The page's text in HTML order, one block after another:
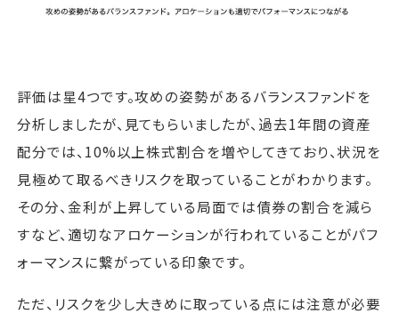
評価は星4つです。攻めの姿勢があるバランスファンドを
分析しましたが、見てもらいましたが、過去1年間の資産
配分では、10%以上株式割合を増やしてきており、状況を
見極めて取るべきリスクを取っていることがわかります。
その分、金利が上昇している局面では債券の割合を減ら
すなど、適切なアロケーションが行われていることがパフ
ォーマンスに繋がっている印象です。
ただ、リスクを少し大きめに取っている点には注意が必要